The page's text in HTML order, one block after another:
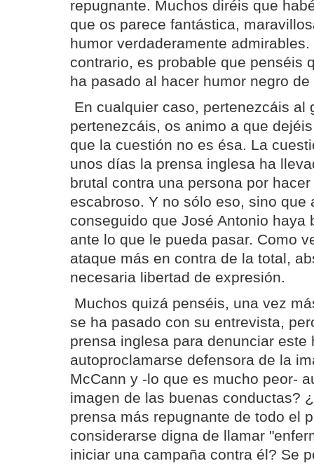
repugnante. Muchos diréis que
que os parece fantástica,
humor verdaderamente
contrario, es probable que penséis
ha pasado al hacer humor negro
En cualquier caso, pertenezcáis al
pertenezcáis, os animo a que
que la cuestión no es ésa. La
unos días la prensa inglesa ha
brutal contra una persona por
escabroso. Y no sólo eso, sino que
conseguido que José Antonio haya
ante lo que le pueda pasar. Como
ataque más en contra de la total,
necesaria libertad de expresión.
Muchos quizá penséis, una vez
se ha pasado con su entrevista,
prensa inglesa para denunciar este
autoproclamarse defensora de la
McCann y -lo que es mucho peor-
imagen de las buenas conductas?
prensa más repugnante de todo el
considerarse digna de llamar
iniciar una campaña contra él? Se